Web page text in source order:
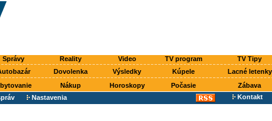
Správy Reality Video TV program TV Tipy
Dovolenka Výsledky Kúpele Lacné letenky
Nákup Horoskopy Počasie Zábava
Nastavenia Kontakt